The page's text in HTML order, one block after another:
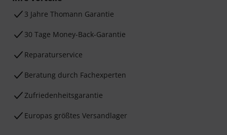
3 Jahre Thomann Garantie
30 Tage Money-Back-Garantie
Reparaturservice
Beratung durch Fachexperten
Zufriedenheitsgarantie
Europas größtes Versandlager